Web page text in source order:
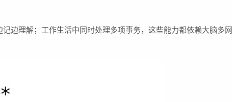
边理解；工作生活中同时处理多项事务，这些能力都依赖大脑多网